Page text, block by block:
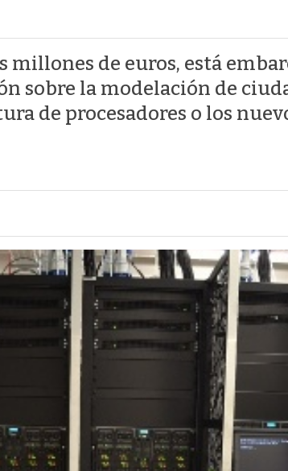
millones de euros, está
sobre la modelación de
de procesadores o los